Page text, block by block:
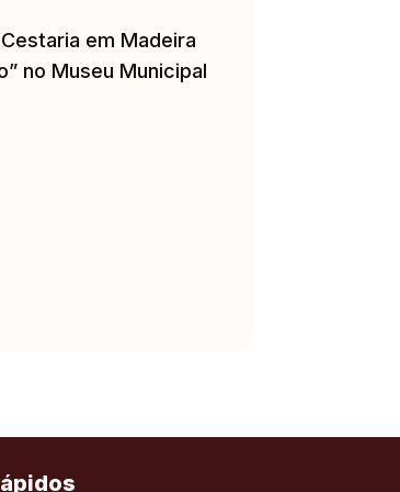
em Madeira
no Museu Municipal